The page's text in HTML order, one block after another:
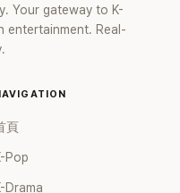
Your gateway to K-
entertainment. Real-
頁
Pop
Drama